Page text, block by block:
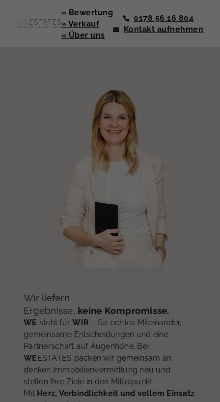
» Bewertung
» Verkauf
» Über uns
0178 56 16 804
Kontakt aufnehmen
WEESTATES
Wir denken Immobilien anders.
Gemeinsam erfolgreicher
verkaufen.
Jetzt kostenfreie Wertermittlung anfragen!
Wir liefern
Ergebnisse, keine Kompromisse.
WE steht fürWIR – für echtes Miteinander,
gemeinsame Entscheidungen und eine
Partnerschaft auf Augenhöhe. Bei
WEESTATES packen wir gemeinsam an,
denken Immobilienvermittlung neu und
stellen Ihre Ziele in den Mittelpunkt.
Mit Herz, Verbindlichkeit und vollem Einsatz
Die größten Irrtümer
Ihrer Immobilie
Der Verkauf einer Immobilie ist eine
bedeutende Entscheidung – und gerade bei
der Preisgestaltung kann einentscheidender
Fehlerden gesamten Verkaufsprozess ins
Stocken bringen.
Warum ist das so?
Erfahren Sie hier mehr zu den Irrtürmern!